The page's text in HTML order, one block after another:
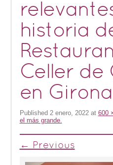
historia
Celler de
en Girona
Published 2 enero, 2022at 600
el más grande.
← Previous